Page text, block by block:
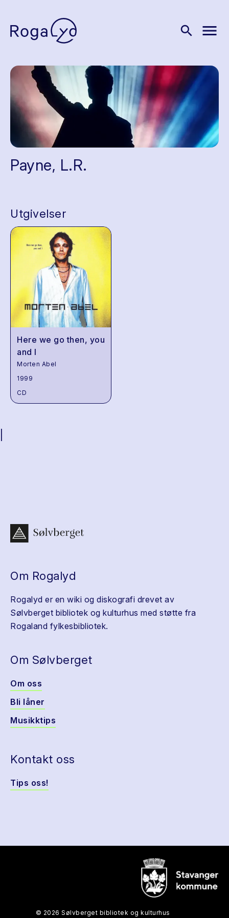
search menu
Payne, L.R.
Utgivelser
Here we go then, you
and I
Morten Abel
1999
CD
Om Rogalyd
Rogalyd er en wiki og diskografi drevet av
Sølvberget bibliotek og kulturhus med støtte fra
Rogaland fylkesbibliotek.
Om Sølvberget
Om oss
Bli låner
Musikktips
Kontakt oss
Tips oss!
© 2026 Sølvberget bibliotek og kulturhus